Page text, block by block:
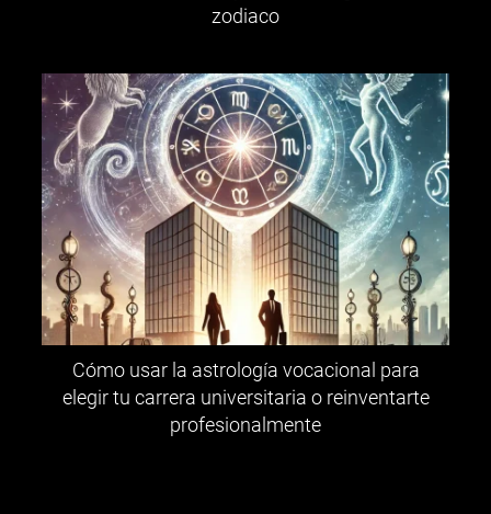
zodiaco
Cómo usar la astrología vocacional para
elegir tu carrera universitaria o reinventarte
profesionalmente